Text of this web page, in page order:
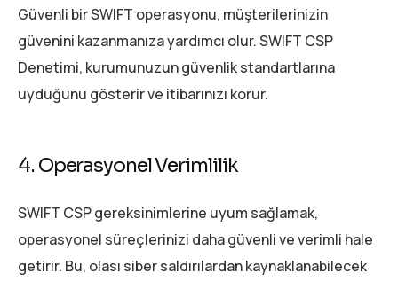
Güvenli bir SWIFT operasyonu, müşterilerinizin
güvenini kazanmanıza yardımcı olur. SWIFT CSP
Denetimi, kurumunuzun güvenlik standartlarına
uyduğunu gösterir ve itibarınızı korur.
4. Operasyonel Verimlilik
SWIFT CSP gereksinimlerine uyum sağlamak,
operasyonel süreçlerinizi daha güvenli ve verimli hale
getirir. Bu, olası siber saldırılardan kaynaklanabilecek